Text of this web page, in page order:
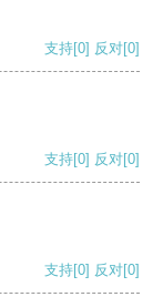
支持[0] 反对[0]
支持[0] 反对[0]
支持[0] 反对[0]